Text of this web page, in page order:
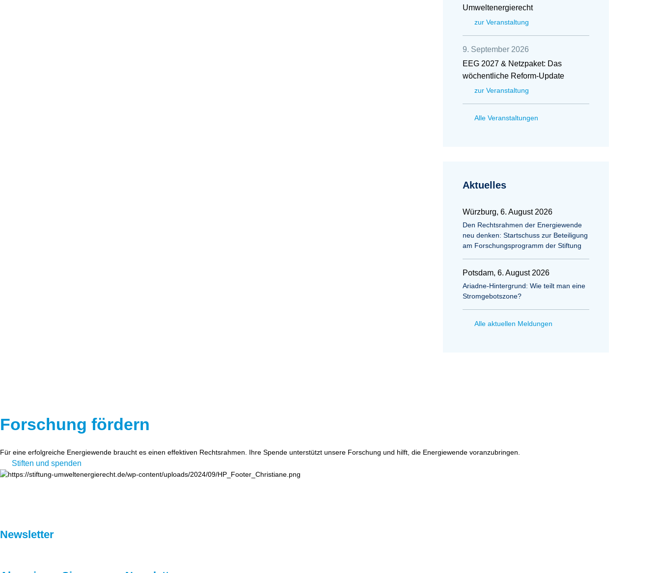
Umweltenergierecht
zur Veranstaltung
9. September 2026
EEG 2027 & Netzpaket: Das
wöchentliche Reform-Update
zur Veranstaltung
Alle Veranstaltungen
Aktuelles
Würzburg, 6. August 2026
Den Rechtsrahmen der Energiewende
neu denken: Startschuss zur Beteiligung
am Forschungsprogramm der Stiftung
Potsdam, 6. August 2026
Ariadne-Hintergrund: Wie teilt man eine
Stromgebotszone?
Alle aktuellen Meldungen
Forschung fördern
Für eine erfolgreiche Energiewende braucht es einen effektiven Rechtsrahmen. Ihre Spende unterstützt unsere Forschung und hilft, die Energiewende voranzubringen.
Stiften und spenden
Newsletter